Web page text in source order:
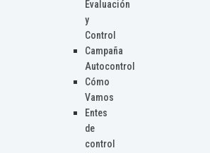
Evaluación
y
Control
Campaña
Autocontrol
Cómo
Vamos
Entes
de
control